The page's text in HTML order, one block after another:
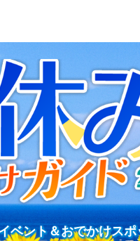
ベント＆おでかけス